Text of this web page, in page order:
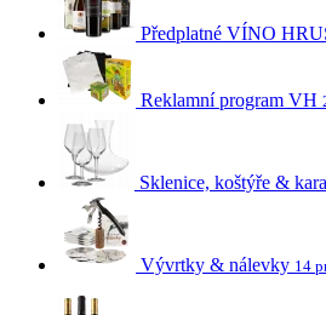
Předplatné VÍNO
Reklamní program VH
Sklenice, koštýře &
Vývrtky & nálevky 14